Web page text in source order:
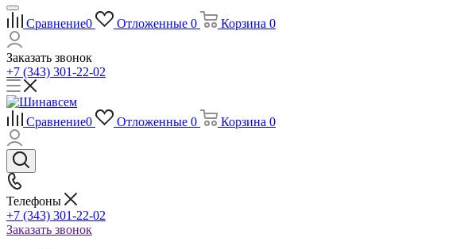
Сравнение0 Отложенные 0 Корзина 0
Заказать звонок
+7 (343) 301-22-02
Сравнение0 Отложенные 0 Корзина 0
Телефоны
+7 (343) 301-22-02
Заказать звонок